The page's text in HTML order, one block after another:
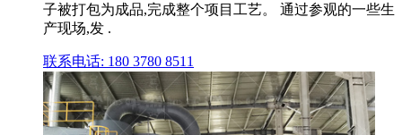
子被打包为成品,完成整个项目工艺。 通过参观的一些生
产现场,发 .
联系电话: 180 3780 8511